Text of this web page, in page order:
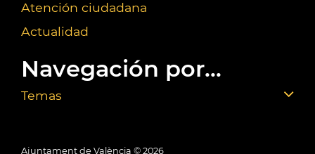
Atención ciudadana
Actualidad
Navegación por...
Temas
Ajuntament de València © 2026